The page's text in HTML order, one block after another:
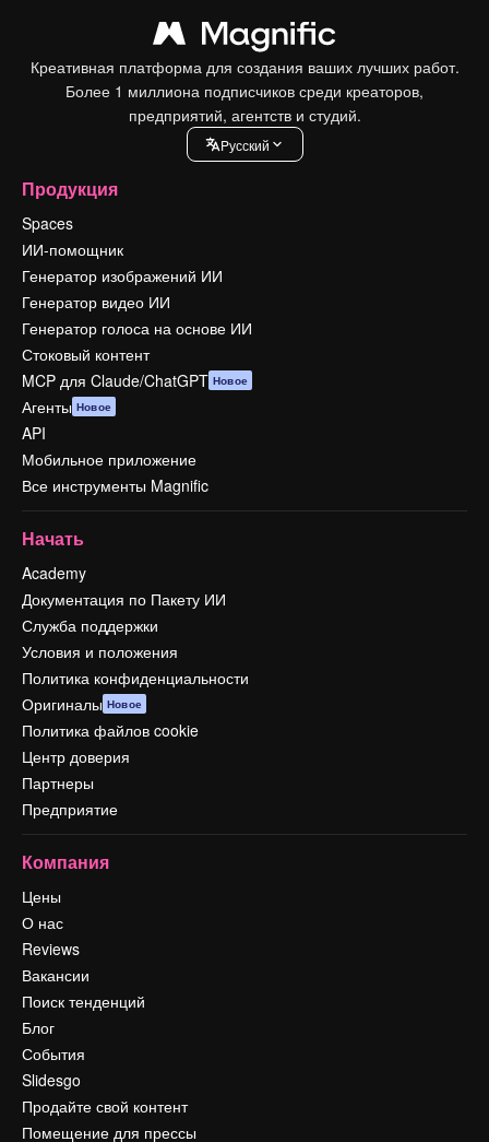
Креативная платформа для создания ваших лучших работ.
Более 1 миллиона подписчиков среди креаторов,
предприятий, агентств и студий.
Pусский
Продукция
Spaces
ИИ-помощник
Генератор изображений ИИ
Генератор видео ИИ
Генератор голоса на основе ИИ
Стоковый контент
MCP для Claude/ChatGPT Новое
Агенты Новое
API
Мобильное приложение
Все инструменты Magnific
Начать
Academy
Документация по Пакету ИИ
Служба поддержки
Условия и положения
Политика конфиденциальности
Оригиналы Новое
Политика файлов cookie
Центр доверия
Партнеры
Предприятие
Компания
Цены
О нас
Reviews
Вакансии
Поиск тенденций
Блог
События
Slidesgo
Продайте свой контент
Помещение для прессы